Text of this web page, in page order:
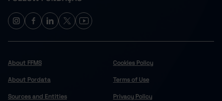
About FFMS
About Pordata
Sources and Entities
Cookies Policy
Terms of Use
Privacy Policy